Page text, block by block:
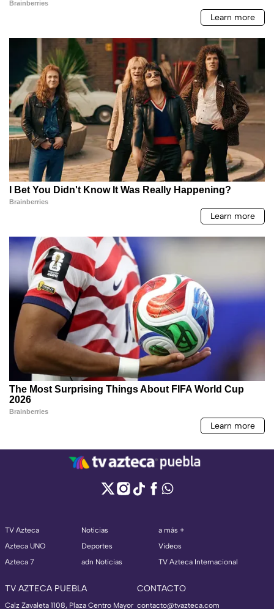
TV Azteca
Azteca UNO
Azteca 7
Noticias
Deportes
adn Noticias
a más +
Videos
TV Azteca Internacional
TV AZTECA PUEBLA
Calz Zavaleta 1108, Plaza Centro Mayor
CONTACTO
contacto@tvazteca.com